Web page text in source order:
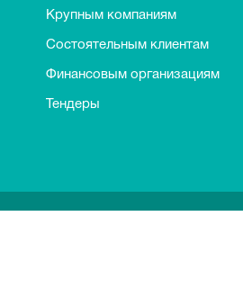
Крупным компаниям
Состоятельным клиентам
Финансовым организациям
Тендеры